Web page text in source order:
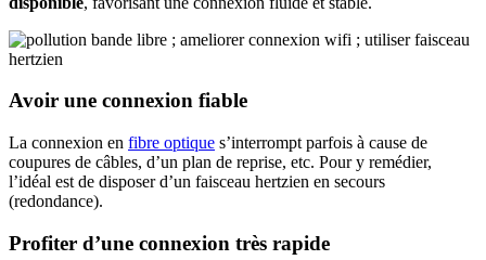
Avoir une connexion fiable
La connexion en fibre optique s’interrompt parfois à cause de
coupures de câbles, d’un plan de reprise, etc. Pour y remédier,
l’idéal est de disposer d’un faisceau hertzien en secours
(redondance).
Profiter d’une connexion très rapide